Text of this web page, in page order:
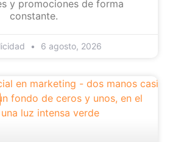
y promociones de forma
constante.
6 agosto, 2026